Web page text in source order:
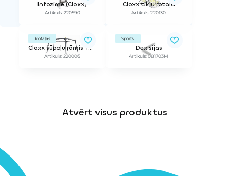
Infozīme (Cloxx)
Artikuls: 220590
Cloxx tīklu rotaļa
Artikuls: 220130
Rotaļas
Cloxx šūpoļu rāmis Tantalium (bez sēdeklīšiem)
Artikuls: 220005
Sports
Dex sijas
Artikuls: 081703M
Atvērt visus produktus